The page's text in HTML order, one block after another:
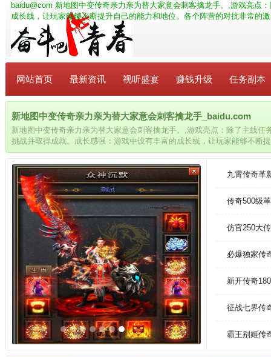
baidu@com 新地图中变传奇亲力亲为替大家意会刺客擒龙手。,游戏亮点
成长线，让玩家能够不断提升自己的能力和地位。各个阵营的对抗非常的
网站首页 最新资讯 视听盛宴 赚钱升级 任务副本
新地图中变传奇亲力亲为替大家意会刺客擒龙手_baidu.com
新地图中变传奇亲力亲为替大家意会刺客擒龙手。,游戏亮点：除了主线任
挑战并取得成就。成长感强：游戏中设有丰富的成长线，让玩家能够不断
抗非常的激烈，玩家可以选择加入一个阵营去感受百人乱战的乐趣。
九霄传奇革
传奇500级
仿官250大
必爆独家传
新开传奇
征战七界传
霸王别姬传